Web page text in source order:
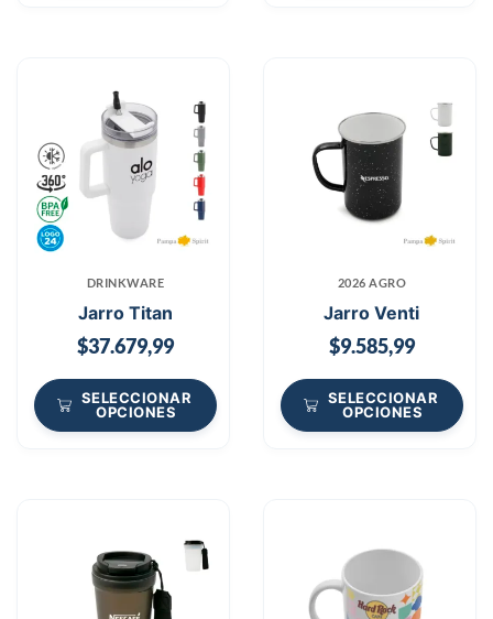
DRINKWARE
Jarro Titan
$37.679,99
SELECCIONAR
OPCIONES
2026 AGRO
Jarro Venti
$9.585,99
SELECCIONAR
OPCIONES